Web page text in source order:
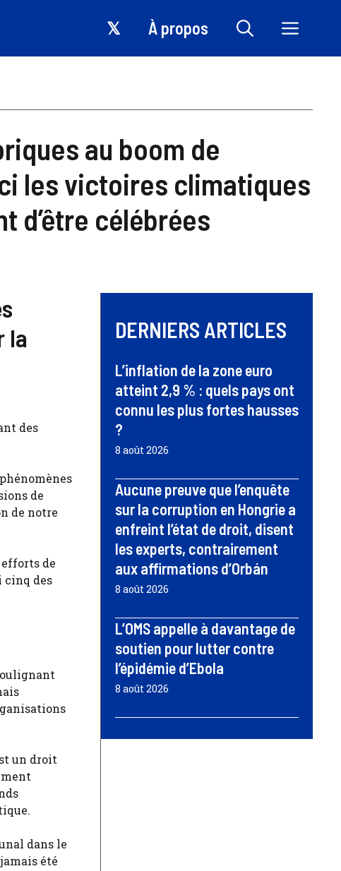
𝕏 À propos
au boom de
les victoires climatiques
d’être célébrées
la
des
de
de notre
de
cinq des
un droit
dans le
été
DERNIERS ARTICLES
L’inflation de la zone euro
atteint 2,9 % : quels pays ont
connu les plus fortes hausses
?
8 août 2026
Aucune preuve que l’enquête
sur la corruption en Hongrie a
enfreint l’état de droit, disent
les experts, contrairement
aux affirmations d’Orbán
8 août 2026
L’OMS appelle à davantage de
soutien pour lutter contre
l’épidémie d’Ebola
8 août 2026